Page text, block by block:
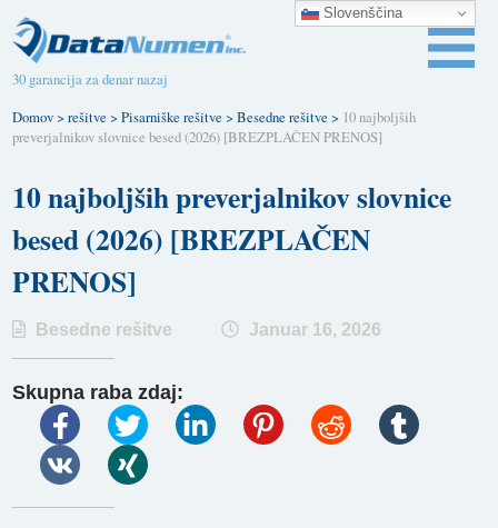
30 garancija za denar nazaj
Domov>rešitve >Pisarniške rešitve >Besedne rešitve > 10 najboljših
preverjalnikov slovnice besed (2026) [BREZPLAČEN PRENOS]
10 najboljših preverjalnikov slovnice
besed (2026) [BREZPLAČEN
PRENOS]
Besedne rešitve Januar 16, 2026
Skupna raba zdaj:
Slovenščina